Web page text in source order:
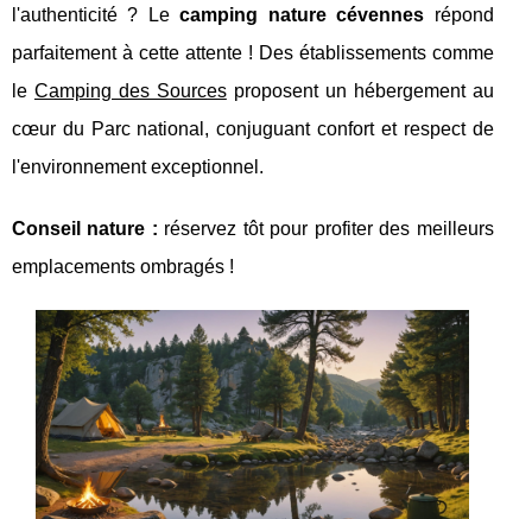
l'authenticité ? Lecamping nature cévennes répond
parfaitement à cette attente ! Des établissements comme
le Camping des Sourcesproposent un hébergement au
cœur du Parc national, conjuguant confort et respect de
l'environnement exceptionnel.
Conseil nature : réservez tôt pour profiter des meilleurs
emplacements ombragés !